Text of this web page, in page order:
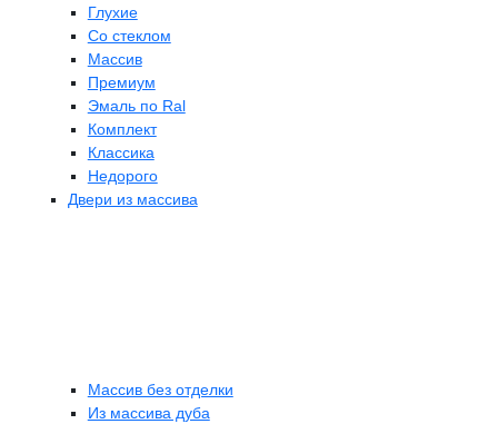
Глухие
Со стеклом
Массив
Премиум
Эмаль по Ral
Комплект
Классика
Недорого
Двери из массива
Массив без отделки
Из массива дуба